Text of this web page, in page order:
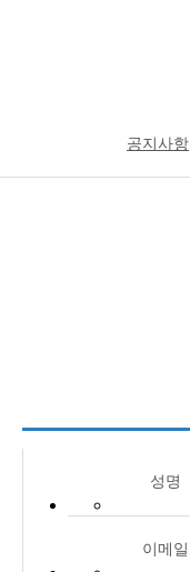
공지사항
성명
이메일